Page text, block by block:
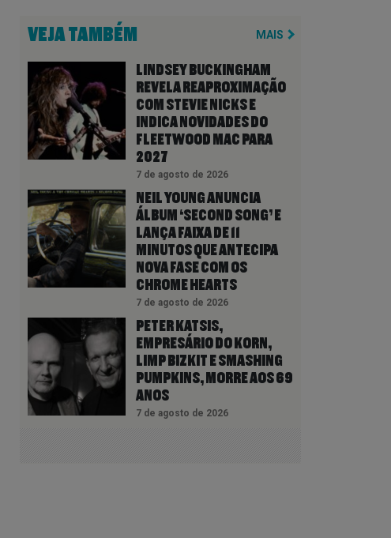
VEJA TAMBÉM MAIS
LINDSEY BUCKINGHAM
REVELA REAPROXIMAÇÃO
COM STEVIE NICKS E
INDICA NOVIDADES DO
FLEETWOOD MAC PARA
2027
7 de agosto de 2026
NEIL YOUNG ANUNCIA
ÁLBUM ‘SECOND SONG’ E
LANÇA FAIXA DE 11
MINUTOS QUE ANTECIPA
NOVA FASE COM OS
CHROME HEARTS
7 de agosto de 2026
PETER KATSIS,
EMPRESÁRIO DO KORN,
LIMP BIZKIT E SMASHING
PUMPKINS, MORRE AOS 69
ANOS
7 de agosto de 2026